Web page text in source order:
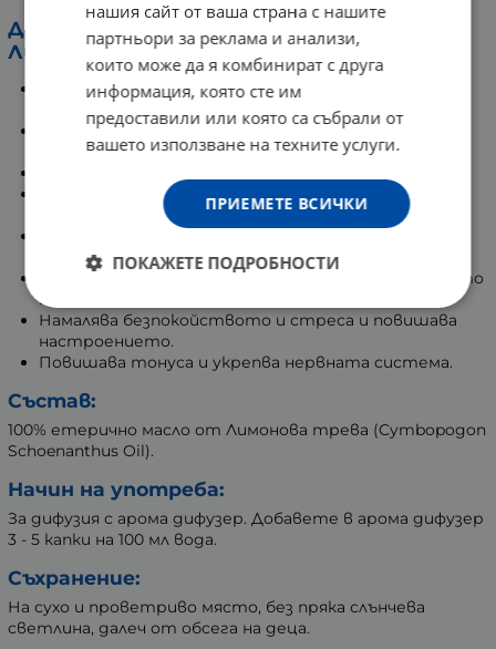
Действия на етеричното масло от
Лимонова трева:
Има анти-микробно действие и предпазва
Редуцира възпаленията и инфекциите, причинени
от бактерии и вируси.
Понижава температурата и регулира
биохимичните процесите в тялото.
ревматичен артрит и активен спорт.
Има репелентно и дезодориращо действие, което
предпазва от инсекти и дезинфекцира въздуха.
Намалява безпокойството и стреса и повишава
настроението.
Повишава тонуса и укрепва нервната система.
Състав:
100% етерично масло от Лимонова трева (Cymbopogon
Schoenanthus Oil).
Начин на употреба:
За дифузия с арома дифузер. Добавете в арома дифузер
3 - 5 капки на 100 мл вода.
Съхранение:
На сухо и проветриво място, без пряка слънчева
светлина, далеч от обсега на деца.
нашия сайт от ваша страна с нашите
партньори за реклама и анализи,
които може да я комбинират с друга
информация, която сте им
предоставили или която са събрали от
вашето използване на техните услуги.
ПРИЕМЕТЕ ВСИЧКИ
ПОКАЖЕТЕ ПОДРОБНОСТИ